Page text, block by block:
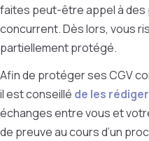
faites peut-être appel à
concurrent. Dès lors, vous
partiellement protégé.
Afin de protéger ses CGV
il est conseillé de les
échanges entre vous et
de preuve au cours d’un